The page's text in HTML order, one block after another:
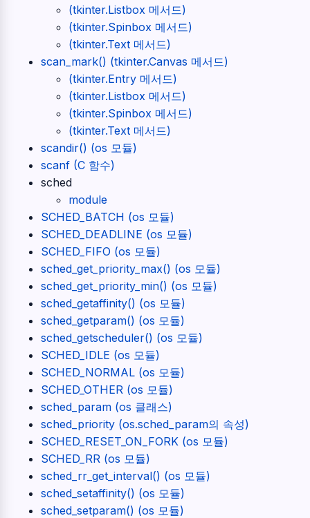
(tkinter.Listbox 메서드)
(tkinter.Spinbox 메서드)
(tkinter.Text 메서드)
scan_mark() (tkinter.Canvas 메서드)
(tkinter.Entry 메서드)
(tkinter.Listbox 메서드)
(tkinter.Spinbox 메서드)
(tkinter.Text 메서드)
scandir() (os 모듈)
scanf (C 함수)
sched
module
SCHED_BATCH (os 모듈)
SCHED_DEADLINE (os 모듈)
SCHED_FIFO (os 모듈)
sched_get_priority_max() (os 모듈)
sched_get_priority_min() (os 모듈)
sched_getaffinity() (os 모듈)
sched_getparam() (os 모듈)
sched_getscheduler() (os 모듈)
SCHED_IDLE (os 모듈)
SCHED_NORMAL (os 모듈)
SCHED_OTHER (os 모듈)
sched_param (os 클래스)
sched_priority (os.sched_param의 속성)
SCHED_RESET_ON_FORK (os 모듈)
SCHED_RR (os 모듈)
sched_rr_get_interval() (os 모듈)
sched_setaffinity() (os 모듈)
sched_setparam() (os 모듈)